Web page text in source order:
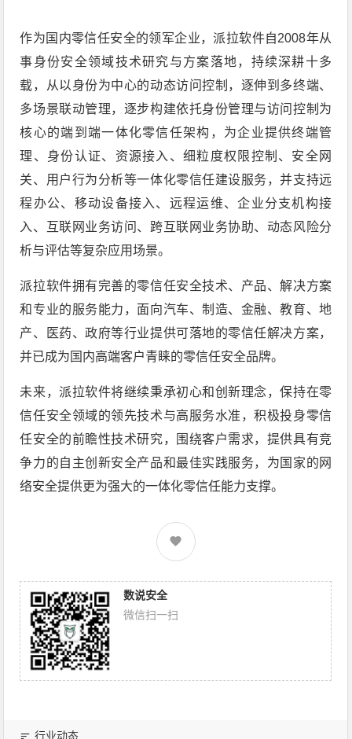
作为国内零信任安全的领军企业，派拉软件自2008年从
事身份安全领域技术研究与方案落地，持续深耕十多
载，从以身份为中心的动态访问控制，逐伸到多终端、
多场景联动管理，逐步构建依托身份管理与访问控制为
核心的端到端一体化零信任架构，为企业提供终端管
理、身份认证、资源接入、细粒度权限控制、安全网
关、用户行为分析等一体化零信任建设服务，并支持远
程办公、移动设备接入、远程运维、企业分支机构接
入、互联网业务访问、跨互联网业务协助、动态风险分
析与评估等复杂应用场景。
派拉软件拥有完善的零信任安全技术、产品、解决方案
和专业的服务能力，面向汽车、制造、金融、教育、地
产、医药、政府等行业提供可落地的零信任解决方案，
并已成为国内高端客户青睐的零信任安全品牌。
未来，派拉软件将继续秉承初心和创新理念，保持在零
信任安全领域的领先技术与高服务水准，积极投身零信
任安全的前瞻性技术研究，围绕客户需求，提供具有竞
争力的自主创新安全产品和最佳实践服务，为国家的网
络安全提供更为强大的一体化零信任能力支撑。
数说安全
微信扫一扫
行业动态